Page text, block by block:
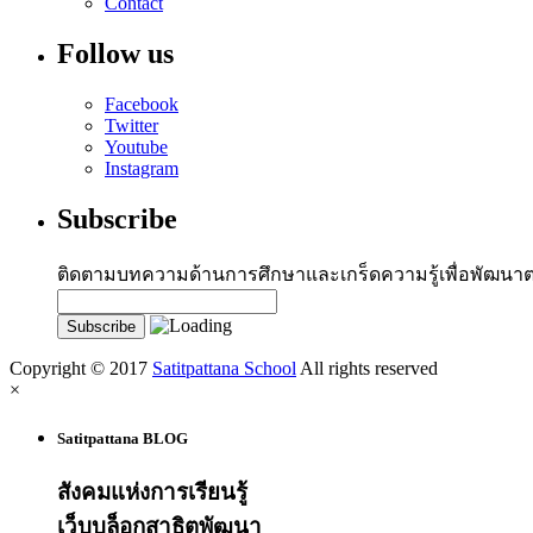
Follow us
Facebook
Twitter
Youtube
Instagram
Subscribe
ติดตามบทความด้านการศึกษาและเกร็ดความรู้เพื่อพัฒนาต
Copyright © 2017 Satitpattana School All rights reserved
×
Satitpattana BLOG
สังคมแห่งการเรียนรู้
เว็บบล็อกสาธิตพัฒนา